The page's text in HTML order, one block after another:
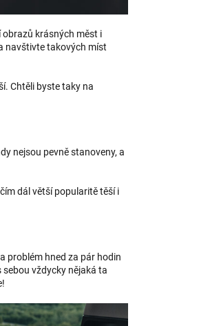
krásných měst i
navštivte takových míst
Chtěli byste taky na
nejsou pevně stanoveny, a
dál větší popularitě těší i
problém hned za pár hodin
vždycky nějaká ta